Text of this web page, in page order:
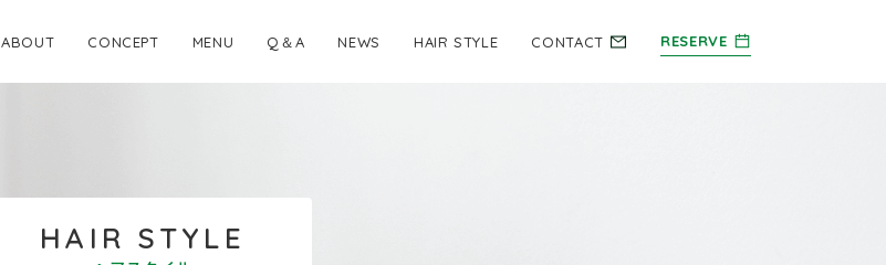
ABOUT CONCEPT MENU Q＆A NEWS HAIR STYLE CONTACT RESERVE
HAIR STYLE